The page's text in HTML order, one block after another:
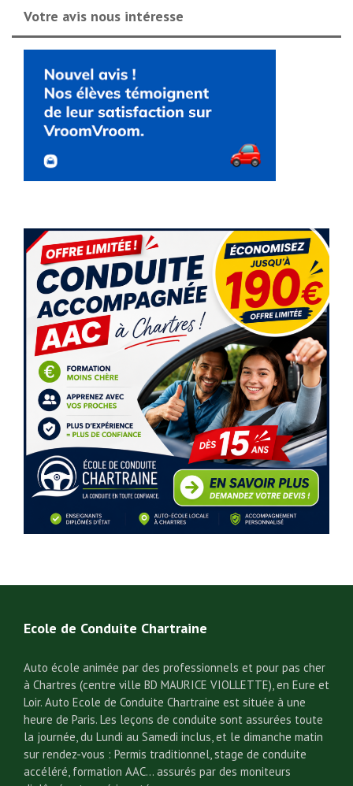
Votre avis nous intéresse
Ecole de Conduite Chartraine
Auto école animée par des professionnels et pour pas cher
à Chartres (centre ville BD MAURICE VIOLLETTE), en Eure et
Loir. Auto Ecole de Conduite Chartraine est située à une
heure de Paris. Les leçons de conduite sont assurées toute
la journée, du Lundi au Samedi inclus, et le dimanche matin
sur rendez-vous : Permis traditionnel, stage de conduite
accéléré, formation AAC… assurés par des moniteurs